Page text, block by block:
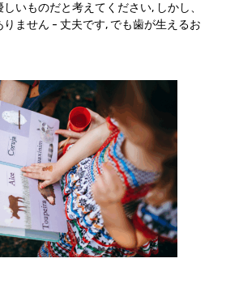
いものだと考えてください, しかし、
ません - 丈夫です, でも歯が生えるお